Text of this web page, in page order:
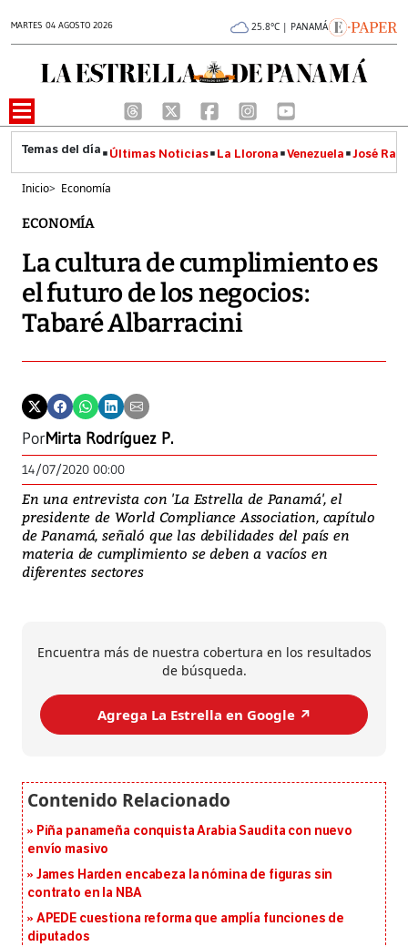
MARTES 04 AGOSTO 2026 25.8°C | PANAMÁ
Últimas Noticias La Llorona Venezuela José
Inicio> Economía
ECONOMÍA
La cultura de cumplimiento es
el futuro de los negocios:
Tabaré Albarracini
PorMirta Rodríguez P.
14/07/2020 00:00
En una entrevista con 'La Estrella de Panamá', el
presidente de World Compliance Association, capítulo
de Panamá, señaló que las debilidades del país en
materia de cumplimiento se deben a vacíos en
diferentes sectores
Encuentra más de nuestra cobertura en los resultados
de búsqueda.
Agrega La Estrella en Google ↗️
Piña panameña conquista Arabia Saudita con nuevo
envío masivo
James Harden encabeza la nómina de figuras sin
contrato en la NBA
APEDE cuestiona reforma que amplía funciones de
diputados